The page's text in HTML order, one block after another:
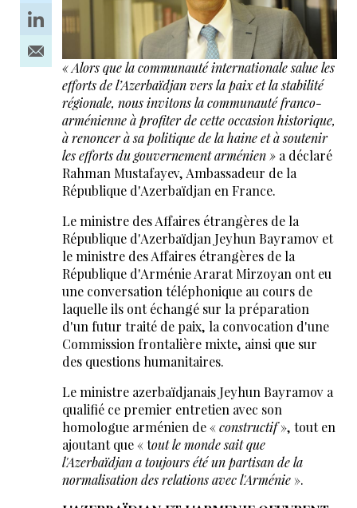
« Alors que la communauté internationale salue les
efforts de l’Azerbaïdjan vers la paix et la stabilité
régionale, nous invitons la communauté franco-
arménienne à profiter de cette occasion historique,
à renoncer à sa politique de la haine et à soutenir
les efforts du gouvernement arménien » a déclaré
Rahman Mustafayev, Ambassadeur de la
République d'Azerbaïdjan en France.
Le ministre des Affaires étrangères de la
République d'Azerbaïdjan Jeyhun Bayramov et
le ministre des Affaires étrangères de la
République d'Arménie Ararat Mirzoyan ont eu
une conversation téléphonique au cours de
laquelle ils ont échangé sur la préparation
d'un futur traité de paix, la convocation d'une
Commission frontalière mixte, ainsi que sur
des questions humanitaires.
Le ministre azerbaïdjanais Jeyhun Bayramov a
qualifié ce premier entretien avec son
homologue arménien de «constructif», tout en
ajoutant que « tout le monde sait que
l'Azerbaïdjan a toujours été un partisan de la
normalisation des relations avec l'Arménie».